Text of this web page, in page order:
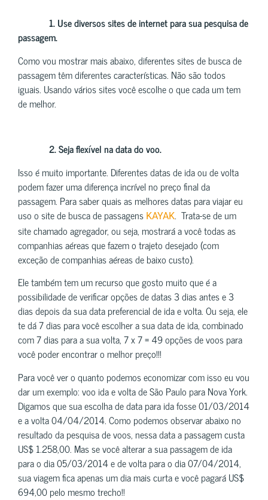
1. Use diversos sites de internet para sua pesquisa de
passagem.
Como vou mostrar mais abaixo, diferentes sites de busca de
passagem têm diferentes características. Não são todos
iguais. Usando vários sites você escolhe o que cada um tem
de melhor.
2. Seja flexível na data do voo.
Isso é muito importante. Diferentes datas de ida ou de volta
podem fazer uma diferença incrível no preço final da
passagem. Para saber quais as melhores datas para viajar eu
uso o site de busca de passagens KAYAK. Trata-se de um
site chamado agregador, ou seja, mostrará a você todas as
companhias aéreas que fazem o trajeto desejado (com
exceção de companhias aéreas de baixo custo).
Ele também tem um recurso que gosto muito que é a
possibilidade de verificar opções de datas 3 dias antes e 3
dias depois da sua data preferencial de ida e volta. Ou seja, ele
te dá 7 dias para você escolher a sua data de ida, combinado
com 7 dias para a sua volta, 7 x 7 = 49 opções de voos para
você poder encontrar o melhor preço!!!
Para você ver o quanto podemos economizar com isso eu vou
dar um exemplo: voo ida e volta de São Paulo para Nova York.
Digamos que sua escolha de data para ida fosse 01/03/2014
e a volta 04/04/2014. Como podemos observar abaixo no
resultado da pesquisa de voos, nessa data a passagem custa
US$ 1.258,00. Mas se você alterar a sua passagem de ida
para o dia 05/03/2014 e de volta para o dia 07/04/2014,
sua viagem fica apenas um dia mais curta e você pagará US$
694,00 pelo mesmo trecho!!